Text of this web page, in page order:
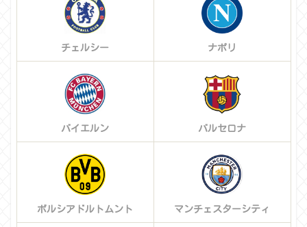
チェルシー ナポリ
バイエルン バルセロナ
ボルシアドルトムント マンチェスターシティ